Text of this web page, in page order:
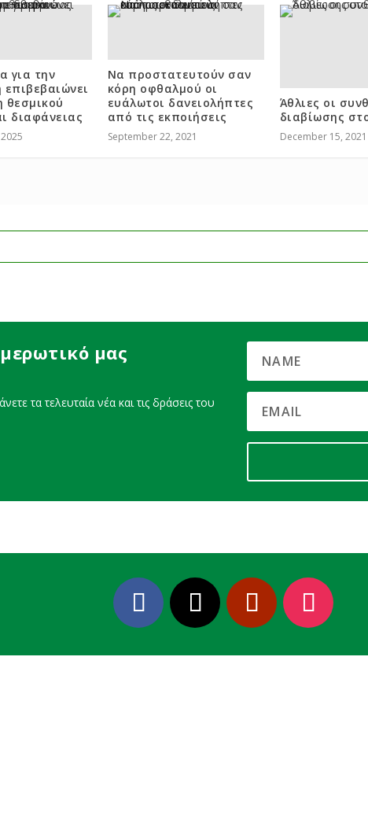
για την
επιβεβαιώνει
θεσμικού
διαφάνειας
Να προστατευτούν σαν
κόρη οφθαλμού οι
ευάλωτοι δανειολήπτες
από τις εκποιήσεις
September 22, 2021
Άθλιες οι
διαβίωσης
December 15, 2021
μας
τα τελευταία νέα και τις δράσεις του